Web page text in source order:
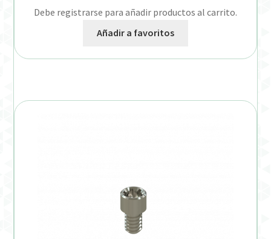
Debe registrarse para añadir productos al carrito.
Añadir a favoritos